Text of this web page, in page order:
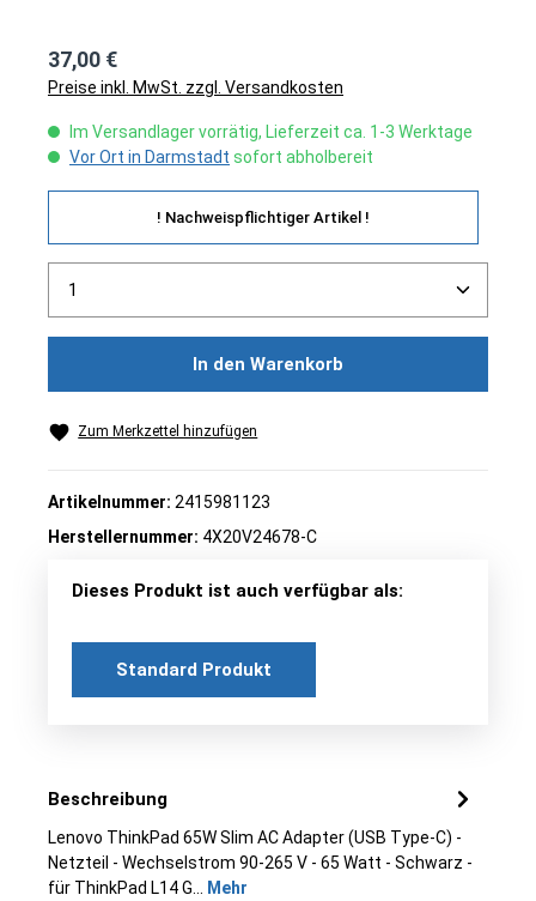
37,00 €
Preise inkl. MwSt. zzgl. Versandkosten
Im Versandlager vorrätig, Lieferzeit ca. 1-3 Werktage
Vor Ort in Darmstadt sofort abholbereit
! Nachweispflichtiger Artikel !
Produkt Anzahl: Gib den gewünschten Wert ein
In den Warenkorb
Zum Merkzettel hinzufügen
Artikelnummer: 2415981123
Herstellernummer: 4X20V24678-C
Dieses Produkt ist auch verfügbar als:
Standard Produkt
Beschreibung
Lenovo ThinkPad 65W Slim AC Adapter (USB Type-C) -
Netzteil - Wechselstrom 90-265 V - 65 Watt - Schwarz -
für ThinkPad L14 G… Mehr